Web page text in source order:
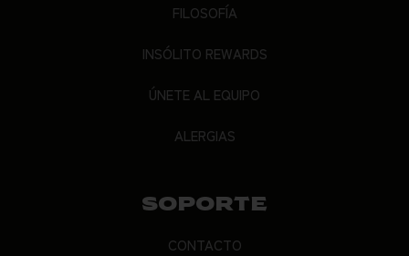
FILOSOFÍA
INSÓLITO REWARDS
ÚNETE AL EQUIPO
ALERGIAS
SOPORTE
CONTACTO